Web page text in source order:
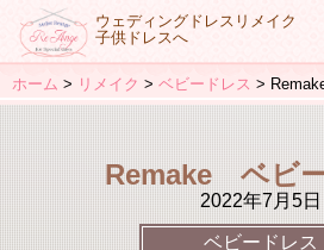
ウェディングドレスリメイク
子供ドレスへ
ホーム リメイク ベビードレス
Remake ベビ
2022年7月5日
ベビードレス